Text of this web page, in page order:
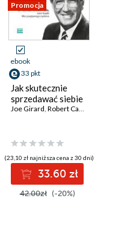
Promocja
ebook
33 pkt
Jak skutecznie
sprzedawać siebie
Joe Girard, Robert Casemore
(23,10 zł najniższa cena z 30 dni)
33.60 zł
42.00zł (-20%)